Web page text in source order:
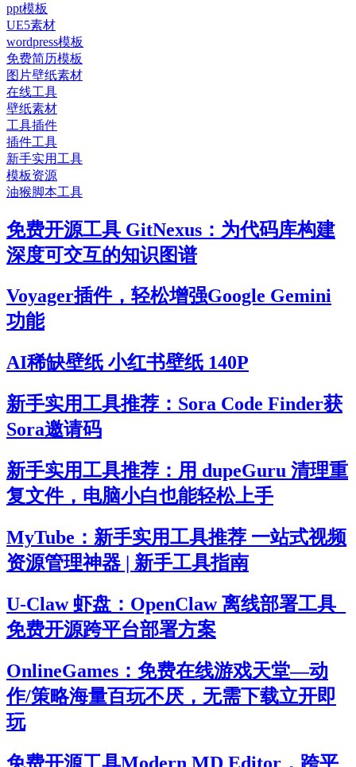
ppt模板
UE5素材
wordpress模板
免费简历模板
图片壁纸素材
在线工具
壁纸素材
工具插件
插件工具
新手实用工具
模板资源
油猴脚本工具
免费开源工具 GitNexus：为代码库构建
深度可交互的知识图谱
Voyager插件，轻松增强Google Gemini
功能
AI稀缺壁纸 小红书壁纸 140P
新手实用工具推荐：Sora Code Finder获
Sora邀请码
新手实用工具推荐：用 dupeGuru 清理重
复文件，电脑小白也能轻松上手
MyTube：新手实用工具推荐 一站式视频
资源管理神器 | 新手工具指南
U-Claw 虾盘：OpenClaw 离线部署工具_
免费开源跨平台部署方案
OnlineGames：免费在线游戏天堂—动
作/策略海量百玩不厌，无需下载立开即
玩
免费开源工具Modern MD Editor，跨平